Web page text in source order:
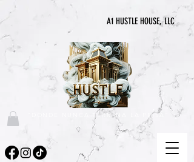
A1 HUSTLE HOUSE, LLC
"DONDE NUNCA TERMINA LA PRISA"